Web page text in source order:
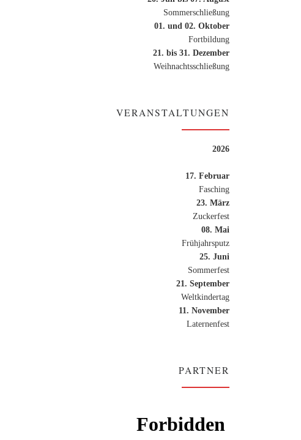
Sommerschließung
01. und 02. Oktober
Fortbildung
21. bis 31. Dezember
Weihnachtsschließung
VERANSTALTUNGEN
2026
17. Februar
Fasching
23. März
Zuckerfest
08. Mai
Frühjahrsputz
25. Juni
Sommerfest
21. September
Weltkindertag
11. November
Laternenfest
PARTNER